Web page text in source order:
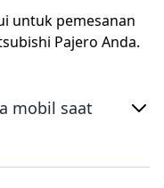
untuk pemesanan
Pajero Anda.
mobil saat